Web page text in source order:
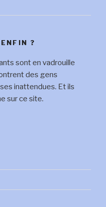
?
sont en vadrouille
des gens
inattendues. Et ils
sur ce site.